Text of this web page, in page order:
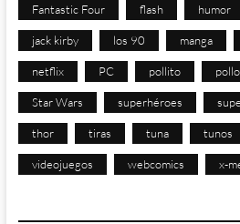
Fantastic Four flash humor
jack kirby los 90 manga
netflix PC pollito
Star Wars superhéroes
thor tiras tuna tunos
videojuegos webcomics x-